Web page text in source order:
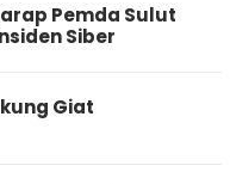
Pemda Sulut
Siber
Giat